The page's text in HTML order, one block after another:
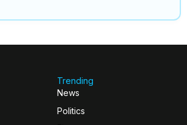
Trending
News
Politics